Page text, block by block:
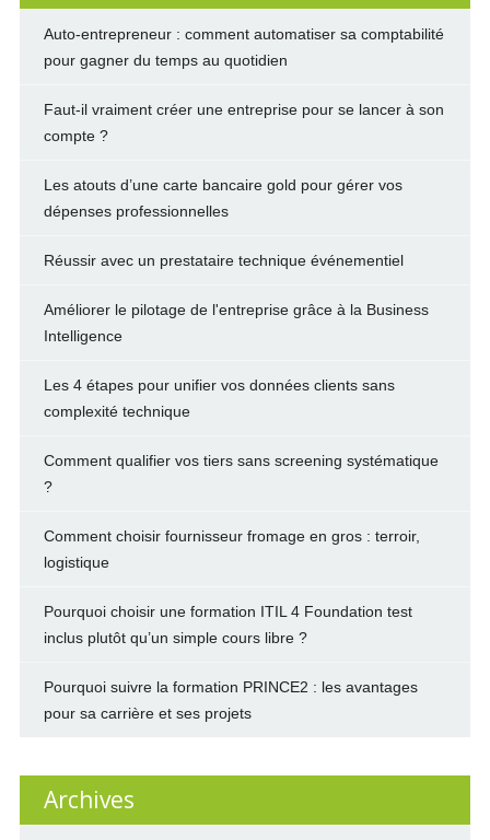
Auto-entrepreneur : comment automatiser sa comptabilité
pour gagner du temps au quotidien
Faut-il vraiment créer une entreprise pour se lancer à son
compte ?
Les atouts d’une carte bancaire gold pour gérer vos
dépenses professionnelles
Réussir avec un prestataire technique événementiel
Améliorer le pilotage de l'entreprise grâce à la Business
Intelligence
Les 4 étapes pour unifier vos données clients sans
complexité technique
Comment qualifier vos tiers sans screening systématique
?
Comment choisir fournisseur fromage en gros : terroir,
logistique
Pourquoi choisir une formation ITIL 4 Foundation test
inclus plutôt qu’un simple cours libre ?
Pourquoi suivre la formation PRINCE2 : les avantages
pour sa carrière et ses projets
Archives